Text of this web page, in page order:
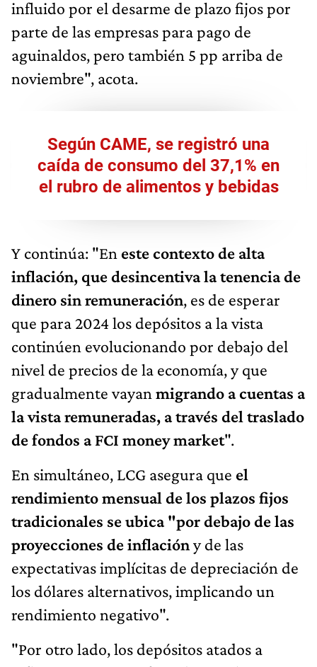
influido por el desarme de plazo fijos por
parte de las empresas para pago de
aguinaldos, pero también 5 pp arriba de
noviembre", acota.
Según CAME, se registró una
caída de consumo del 37,1% en
el rubro de alimentos y bebidas
Y continúa: "En este contexto de alta
inflación, que desincentiva la tenencia de
dinero sin remuneración, es de esperar
que para 2024 los depósitos a la vista
continúen evolucionando por debajo del
nivel de precios de la economía, y que
gradualmente vayan migrando a cuentas a
la vista remuneradas, a través del traslado
de fondos a FCI money market".
En simultáneo, LCG asegura que el
rendimiento mensual de los plazos fijos
tradicionales se ubica "por debajo de las
proyecciones de inflacióny de las
expectativas implícitas de depreciación de
los dólares alternativos, implicando un
rendimiento negativo".
"Por otro lado, los depósitos atados a